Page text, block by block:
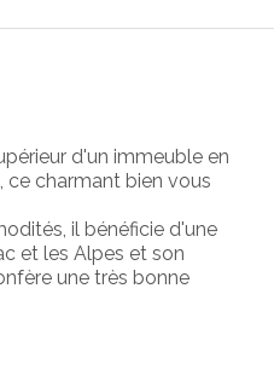
d'un immeuble en
ce charmant bien vous
il bénéficie d'une
et les Alpes et son
une très bonne